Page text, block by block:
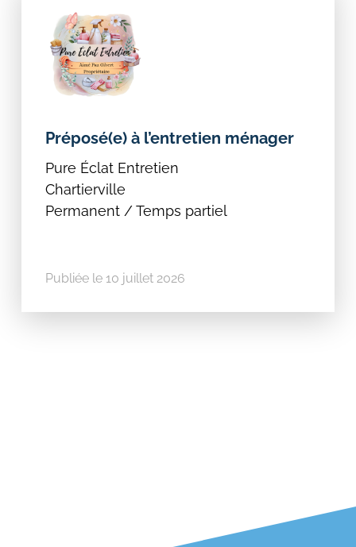
Préposé(e) à l’entretien ménager
Pure Éclat Entretien
Chartierville
Permanent / Temps partiel
Publiée le 10 juillet 2026
Rechercher: